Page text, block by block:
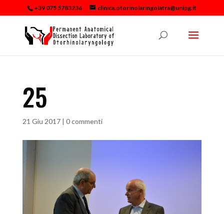
+39 075 5783236 clinica.otorinolaringoiatra@unipg.it
25
21 Giu 2017| 0 commenti